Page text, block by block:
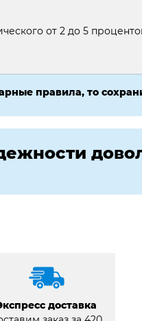
от 2 до 5
правила, то
доставка